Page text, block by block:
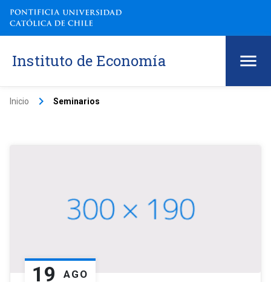
Instituto de Economía
Inicio keyboard_arrow_right Seminarios
19 AGO